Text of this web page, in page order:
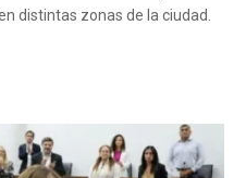
distintas zonas de la ciudad.